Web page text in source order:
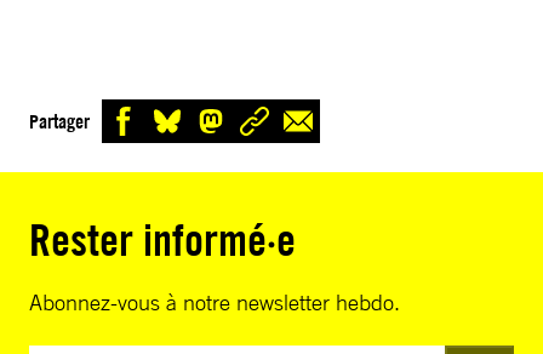
Partager
Rester informé·e
Abonnez-vous à notre newsletter hebdo.